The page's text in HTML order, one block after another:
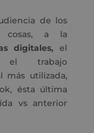
de los
cosas, a la
digitales, el
el trabajo
más utilizada,
ésta última
vs anterior